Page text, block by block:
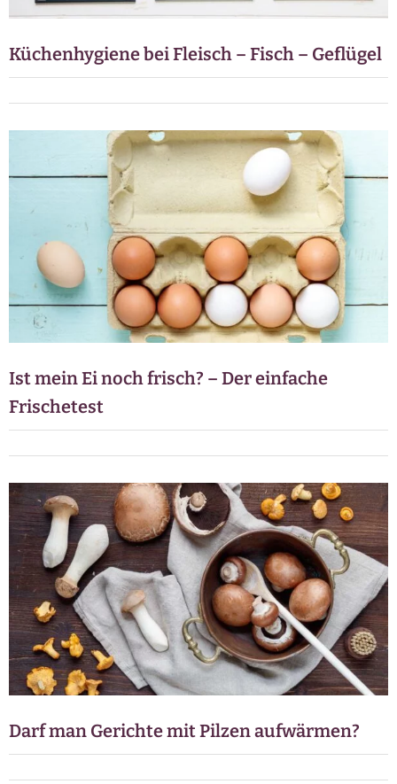
Küchenhygiene bei Fleisch – Fisch – Geflügel
Ist mein Ei noch frisch? – Der einfache
Frischetest
Darf man Gerichte mit Pilzen aufwärmen?